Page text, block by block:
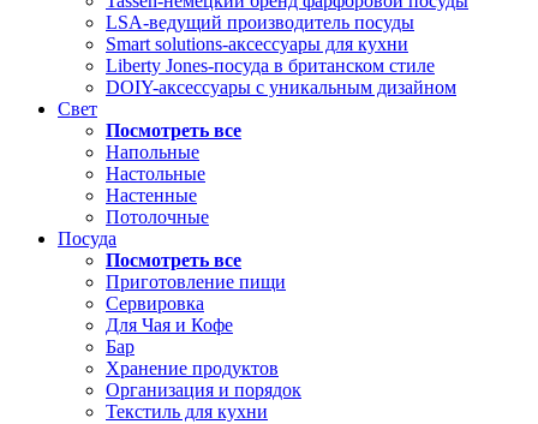
LSA-ведущий производитель посуды
Smart solutions-аксессуары для кухни
Liberty Jones-посуда в британском стиле
DOIY-аксессуары с уникальным дизайном
Свет
Посмотреть все
Напольные
Настольные
Настенные
Потолочные
Посуда
Посмотреть все
Приготовление пищи
Сервировка
Для Чая и Кофе
Бар
Хранение продуктов
Организация и порядок
Текстиль для кухни